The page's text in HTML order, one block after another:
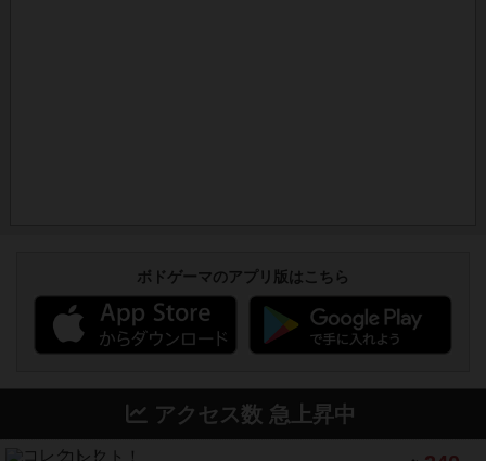
ボドゲーマのアプリ版はこちら
アクセス数 急上昇中
コレクト！